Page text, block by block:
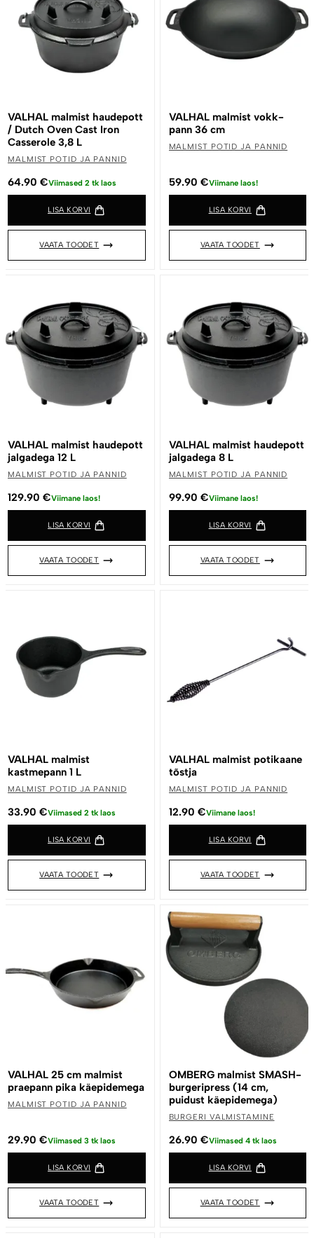
VALHAL malmist haudepott
/ Dutch Oven Cast Iron
Casserole 3,8 L
MALMIST POTID JA PANNID
64.90 €Viimased 2 tk laos
LISA KORVI
VAATA TOODET
VALHAL malmist vokk-
pann 36 cm
MALMIST POTID JA PANNID
59.90 €Viimane laos!
LISA KORVI
VAATA TOODET
VALHAL malmist haudepott
jalgadega 12 L
MALMIST POTID JA PANNID
129.90 €Viimane laos!
LISA KORVI
VAATA TOODET
VALHAL malmist haudepott
jalgadega 8 L
MALMIST POTID JA PANNID
99.90 €Viimane laos!
LISA KORVI
VAATA TOODET
VALHAL malmist
kastmepann 1 L
MALMIST POTID JA PANNID
33.90 €Viimased 2 tk laos
LISA KORVI
VAATA TOODET
VALHAL malmist potikaane
tõstja
MALMIST POTID JA PANNID
12.90 €Viimane laos!
LISA KORVI
VAATA TOODET
VALHAL 25 cm malmist
praepann pika käepidemega
MALMIST POTID JA PANNID
29.90 €Viimased 3 tk laos
LISA KORVI
VAATA TOODET
OMBERG malmist SMASH-
burgeripress (14 cm,
puidust käepidemega)
BURGERI VALMISTAMINE
26.90 €Viimased 4 tk laos
LISA KORVI
VAATA TOODET